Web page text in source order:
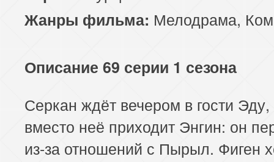
Жанры фильма: Мелодрама,
Описание 69 серии 1 сезона
Серкан ждёт вечером в гости
вместо неё приходит Энгин: он
из-за отношений с Пырыл. Фиген